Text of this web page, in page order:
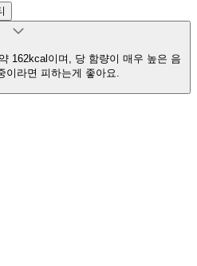
162kcal이며, 당 함량이 매우 높은 음
이라면 피하는게 좋아요.